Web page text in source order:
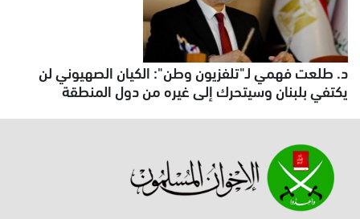
د. طلعت فهمي لـ"تلفزيون وطن": الكيان الصهيوني لن
يكتفي بلبنان وسيتحرك إلى غيره من دول المنطقة